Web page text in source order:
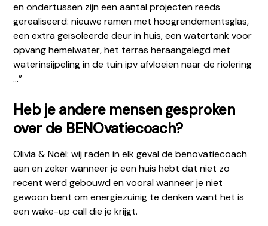
en ondertussen zijn een aantal projecten reeds
gerealiseerd: nieuwe ramen met hoogrendementsglas,
een extra geïsoleerde deur in huis, een watertank voor
opvang hemelwater, het terras heraangelegd met
waterinsijpeling in de tuin ipv afvloeien naar de riolering
…”
Heb je andere mensen gesproken
over de BENOvatiecoach?
Olivia & Noël: wij raden in elk geval de benovatiecoach
aan en zeker wanneer je een huis hebt dat niet zo
recent werd gebouwd en vooral wanneer je niet
gewoon bent om energiezuinig te denken want het is
een wake-up call die je krijgt.